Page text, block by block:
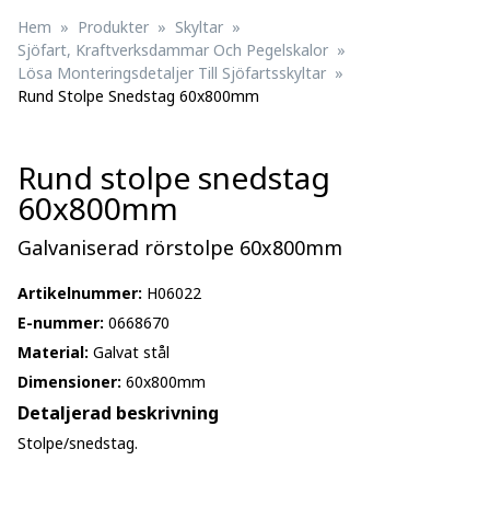
Hem Produkter
Skyltar
Sjöfart, Kraftverksdammar Och Pegelskalor
Lösa Monteringsdetaljer Till Sjöfartsskyltar
Rund Stolpe Snedstag 60x800mm
Rund stolpe snedstag
60x800mm
Galvaniserad rörstolpe 60x800mm
Artikelnummer: H06022
E-nummer: 0668670
Material: Galvat stål
Dimensioner: 60x800mm
Detaljerad beskrivning
Stolpe/snedstag.